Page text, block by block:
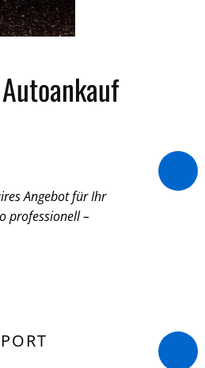
Angebot für Ihr
professionell –